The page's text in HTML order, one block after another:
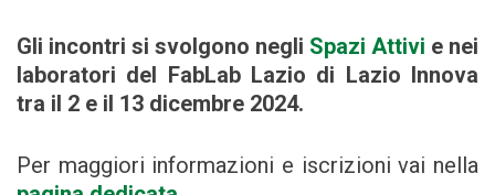
Gli incontri si svolgono negli Spazi Attivi e nei
laboratori del FabLab Lazio di Lazio Innova
tra il 2 e il 13 dicembre 2024.
Per maggiori informazioni e iscrizioni vai nella